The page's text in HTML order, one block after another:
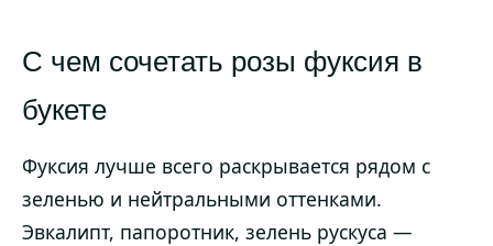
С чем сочетать розы фуксия в
букете
Фуксия лучше всего раскрывается рядом с
зеленью и нейтральными оттенками.
Эвкалипт, папоротник, зелень рускуса —